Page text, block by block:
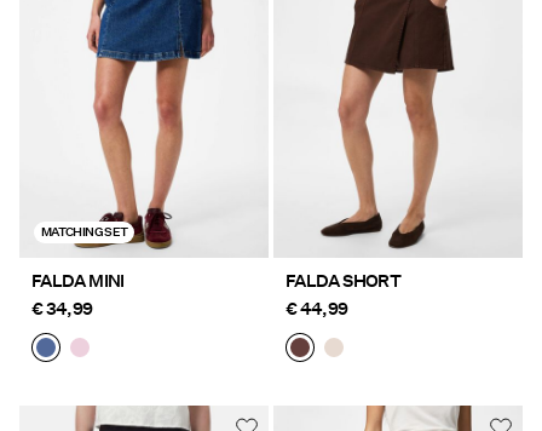
MATCHING SET
FALDA MINI
€ 34,99
FALDA SHORT
€ 44,99